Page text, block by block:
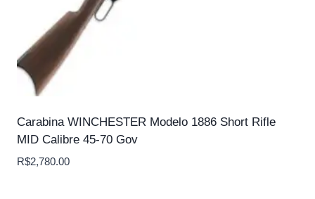
Carabina WINCHESTER Modelo 1886 Short Rifle
MID Calibre 45-70 Gov
R$2,780.00